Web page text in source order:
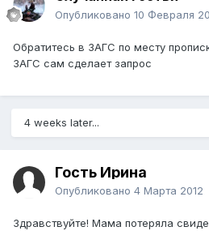
Опубликовано 10 Февраля
Обратитесь в ЗАГС по месту
ЗАГС сам сделает запрос
4 weeks later...
Гость Ирина
Опубликовано 4 Марта 2012
Здравствуйте! Мама потеряла